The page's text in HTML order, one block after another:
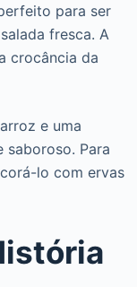
para ser
fresca. A
crocância da
e uma
Para
lo com ervas